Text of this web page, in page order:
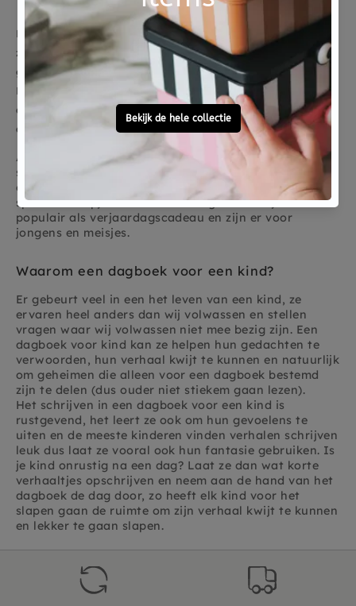
Eendagboek voor kinderen met een slot en 2 sleuteltjes,
zodat je geheimen echt geheim blijven. De pagina's zijn
gelinieerde en de covers hebben een toffe illustraties.
DJECO lovely paper heeft verschillende mooie
dagboeken ook met magische pennen voor je
allergrootste geheimen.
Alle DJECO dagboeken hebben een slotje met een
sleutel en aantal hebben een magische pen waarmee
een verhaal kan schrijven die alleen jij met een
speciaal lampje lezen kan. De dagboeken zijn heel
populair als verjaardagscadeau en zijn er voor
jongens en meisjes.
Waarom een dagboek voor een kind?
Er gebeurt veel in een het leven van een kind, ze
ervaren heel anders dan wij volwassen en stellen
vragen waar wij volwassen niet mee bezig zijn. Een
dagboek voor kind kan ze helpen hun gedachten te
verwoorden, hun verhaal kwijt te kunnen en natuurlijk
om geheimen die alleen voor een dagboek bestemd
zijn te delen (dus ouder niet stiekem gaan lezen).
Het schrijven in een dagboek voor een kind is
rustgevend, het leert ze ook om hun gevoelens te
uiten en de meeste kinderen vinden verhalen schrijven
leuk dus laat ze vooral ook hun fantasie gebruiken. Is
je kind onrustig na een dag? Laat ze dan wat korte
verhaaltjes opschrijven en neem aan de hand van het
dagboek de dag door, zo heeft elk kind voor het
slapen gaan de ruimte om zijn verhaal kwijt te kunnen
en lekker te gaan slapen.